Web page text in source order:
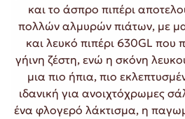
και το άσπρο πιπέρι
πολλών αλμυρών πιάτων, με
και λευκό πιπέρι 630GL που
γήινη ζέστη, ενώ η σκόνη
μια πιο ήπια, πιο
ιδανική για ανοιχτόχρωμες
ένα φλογερό λάκτισμα, η